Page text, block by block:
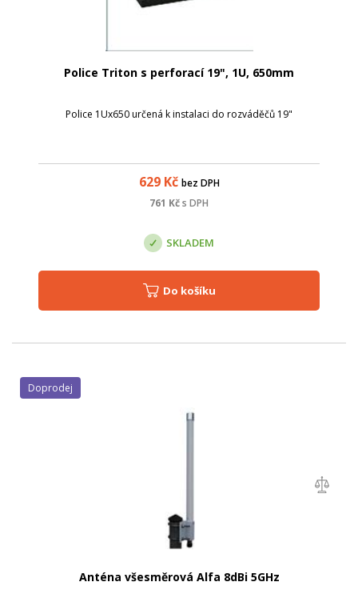
Police Triton s perforací 19", 1U, 650mm
Police 1Ux650 určená k instalaci do rozváděčů 19"
629Kč bez DPH
761 Kčs DPH
SKLADEM
Do košíku
Anténa všesměrová Alfa 8dBi 5GHz
Doprodej